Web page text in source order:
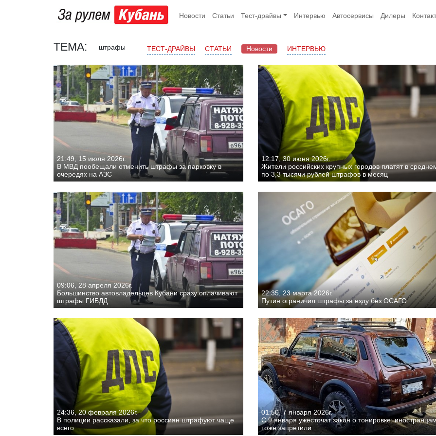
Новости Статьи Тест-драйвы Интервью Автосервисы Дилеры
ТЕМА: штрафы ТЕСТ-ДРАЙВЫ СТАТЬИ Новости ИНТЕРВЬЮ
21:49, 15 июля 2026г.
В МВД пообещали отменить штрафы за парковку в
очередях на АЗС
12:17, 30 июня 2026г.
Жители российских крупных городов платят в
по 3,3 тысячи рублей штрафов в месяц
09:06, 28 апреля 2026г.
Большинство автовладельцев Кубани сразу оплачивают
штрафы ГИБДД
22:35, 23 марта 2026г.
Путин ограничил штрафы за езду без ОСАГО
24:36, 20 февраля 2026г.
В полиции рассказали, за что россиян штрафуют чаще
всего
01:50, 7 января 2026г.
С 9 января ужесточат закон о тонировке:
тоже запретили